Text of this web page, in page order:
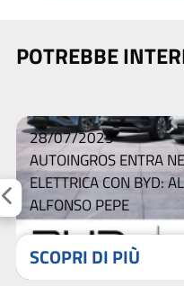
POTREBBE
28/07/2025
AUTOINGROS ENTRA
ELETTRICA CON BYD:
ALFONSO PEPE
SCOPRI DI PIÙ